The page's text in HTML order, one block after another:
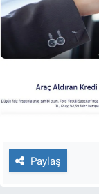
Paylaş